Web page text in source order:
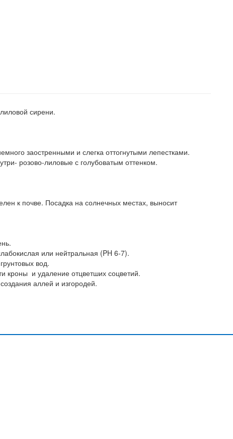
сирени.
заостренными и слегка оттогнутыми лепестками.
розово-лиловые с голубоватым оттенком.
к почве. Посадка на солнечных местах, выносит
или нейтральная (PH 6-7).
вод.
кроны и удаление отцветших соцветий.
аллей и изгородей.